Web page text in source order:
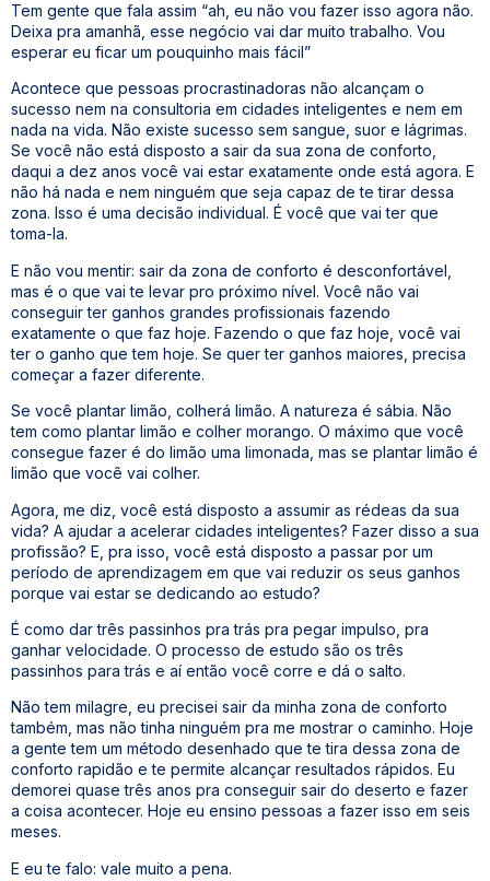
Tem gente que fala assim “ah, eu não vou fazer isso agora não.
Deixa pra amanhã, esse negócio vai dar muito trabalho. Vou
esperar eu ficar um pouquinho mais fácil”
Acontece que pessoas procrastinadoras não alcançam o
sucesso nem na consultoria em cidades inteligentes e nem em
nada na vida. Não existe sucesso sem sangue, suor e lágrimas.
Se você não está disposto a sair da sua zona de conforto,
daqui a dez anos você vai estar exatamente onde está agora. E
não há nada e nem ninguém que seja capaz de te tirar dessa
zona. Isso é uma decisão individual. É você que vai ter que
toma-la.
E não vou mentir: sair da zona de conforto é desconfortável,
mas é o que vai te levar pro próximo nível. Você não vai
conseguir ter ganhos grandes profissionais fazendo
exatamente o que faz hoje. Fazendo o que faz hoje, você vai
ter o ganho que tem hoje. Se quer ter ganhos maiores, precisa
começar a fazer diferente.
Se você plantar limão, colherá limão. A natureza é sábia. Não
tem como plantar limão e colher morango. O máximo que você
consegue fazer é do limão uma limonada, mas se plantar limão é
limão que você vai colher.
Agora, me diz, você está disposto a assumir as rédeas da sua
vida? A ajudar a acelerar cidades inteligentes? Fazer disso a sua
profissão? E, pra isso, você está disposto a passar por um
período de aprendizagem em que vai reduzir os seus ganhos
porque vai estar se dedicando ao estudo?
É como dar três passinhos pra trás pra pegar impulso, pra
ganhar velocidade. O processo de estudo são os três
passinhos para trás e aí então você corre e dá o salto.
Não tem milagre, eu precisei sair da minha zona de conforto
também, mas não tinha ninguém pra me mostrar o caminho. Hoje
a gente tem um método desenhado que te tira dessa zona de
conforto rapidão e te permite alcançar resultados rápidos. Eu
demorei quase três anos pra conseguir sair do deserto e fazer
a coisa acontecer. Hoje eu ensino pessoas a fazer isso em seis
meses.
E eu te falo: vale muito a pena.